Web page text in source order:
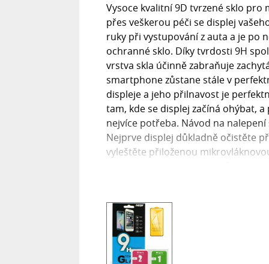
Vysoce kvalitní 9D tvrzené sklo
přes veškerou péči se displej
ruky při vystupování z auta a je po
ochranné sklo. Díky tvrdosti 9H
vrstva skla účinně zabraňuje
smartphone zůstane stále v
displeje a jeho přilnavost je
tam, kde se displej začíná ohýbat,
nejvíce potřeba. Návod na
Nejprve displej důkladně očistěte
vyleštěte přiloženou
přilnutí skla. Umístěte sklo tak,
9H? Tvrdost 9H označuje
se pohybuje od 1 do 10. Tvrdost 1
(srovnatelné s minerálem
je téměř nemožné poškrábat.